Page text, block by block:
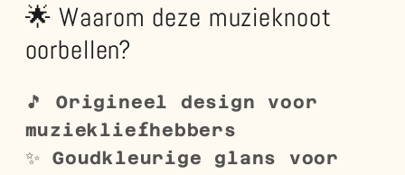
🌟 Waarom deze muzieknoot
oorbellen?
🎵Origineel design voor
muziekliefhebbers
✨Goudkleurige glans voor